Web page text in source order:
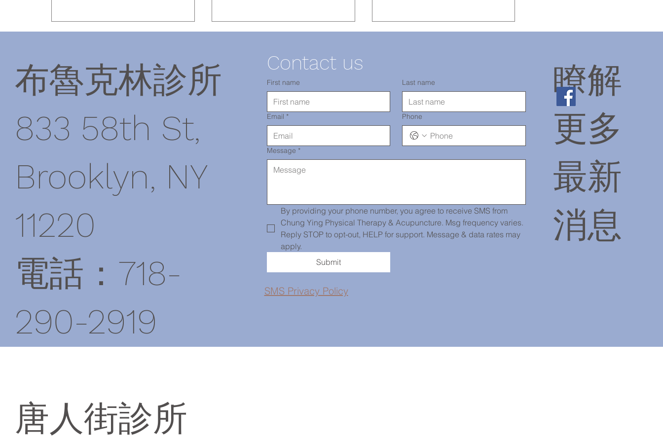
中醫草藥治療
中醫與不孕症治療
布魯克林診所
833 58th St,
Brooklyn, NY
11220
電話：718-
290-2919
唐人街診所
瞭解
更多
最新
消息
SMS Privacy Policy
Contact us
First name Last name
Email * Phone
Message *
By providing your phone number, you agree to receive SMS from
Chung Ying Physical Therapy & Acupuncture. Msg frequency varies.
Reply STOP to opt-out, HELP for support. Message & data rates may
apply.
Submit